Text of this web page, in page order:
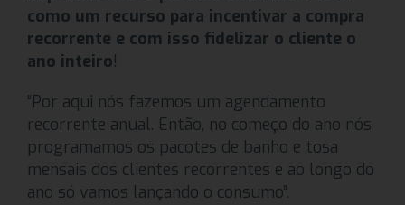
como um recurso para incentivar a compra
recorrente e com isso fidelizar o cliente o
ano inteiro!
“Por aqui nós fazemos um agendamento
recorrente anual. Então, no começo do ano nós
programamos os pacotes de banho e tosa
mensais dos clientes recorrentes e ao longo do
ano só vamos lançando o consumo”.